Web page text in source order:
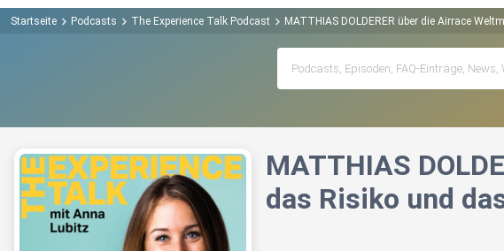
Startseite Podcasts The Experience Talk Podcast MATTHIAS DOLDERER über die Airrace
MATTHIAS
das Risiko und